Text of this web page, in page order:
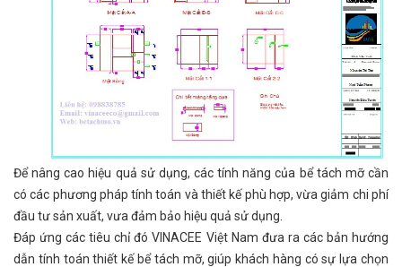
Để nâng cao hiệu quả sử dụng, các tính năng của bể tách mỡ cần
có các phương pháp tính toán và thiết kế phù hợp, vừa giảm chi phí
đầu tư sản xuất, vưa đảm bảo hiệu quả sử dụng.
Đáp ứng các tiêu chỉ đó VINACEE Việt Nam đưa ra các bản hướng
dẫn tính toán thiết kế bể tách mỡ, giúp khách hàng có sự lựa chọn